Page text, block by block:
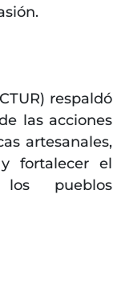
respaldó
las acciones
artesanales,
fortalecer el
pueblos